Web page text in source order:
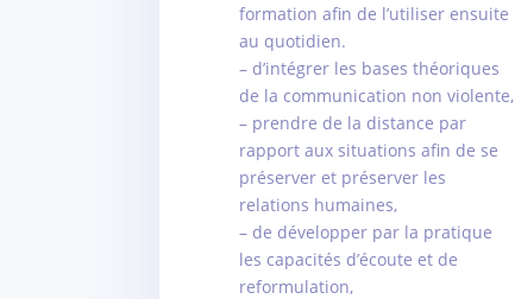
formation afin de l’utiliser ensuite
au quotidien.
– d’intégrer les bases théoriques
de la communication non violente,
– prendre de la distance par
rapport aux situations afin de se
préserver et préserver les
relations humaines,
– de développer par la pratique
les capacités d’écoute et de
reformulation,